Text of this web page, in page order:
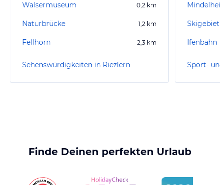
Walsermuseum 0,2 km
Naturbrücke 1,2 km
Fellhorn 2,3 km
Sehenswürdigkeiten in Riezlern
Ifenbahn
Finde Deinen perfekten Urlaub